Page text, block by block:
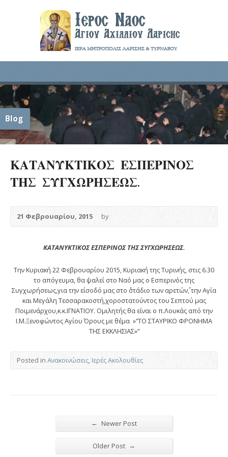
Blog
ΚΑΤΑΝΥΚΤΙΚΟΣ ΕΣΠΕΡΙΝΟΣ
ΤΗΣ ΣΥΓΧΩΡΗΣΕΩΣ.
21 Φεβρουαρίου, 2015 by
ΚΑΤΑΝΥΚΤΙΚΟΣ ΕΣΠΕΡΙΝΟΣ ΤΗΣ ΣΥΓΧΩΡΗΣΕΩΣ.
Την Κυριακή 22 Φεβρουαρίου 2015, Κυριακή της Τυρινής, στις 6.30
το απόγευμα, θα ψαλεί στο Ναό μας ο Εσπερινός της
Συγχωρήσεως,για την είσοδό μας στο ΄΄στάδιο των αρετών΄΄, την Αγία
και Μεγάλη Τεσσαρακοστή,χοροστατούντος του Σεπτού μας
Ποιμενάρχου,κ.κ.ΙΓΝΑΤΙΟΥ. Ομιλητής θα είναι ο π.Λουκάς από την
Ι.Μ.Ξενοφώντος Αγίου Όρους με θέμα »”ΤΟ ΣΤΑΥΡΙΚΟ ΦΡΟΝΗΜΑ
ΤΗΣ ΕΚΚΛΗΣΙΑΣ»”
Posted in Ανακοινώσεις,Ιερές Ακολουθίες
← Newer Post
Older Post →